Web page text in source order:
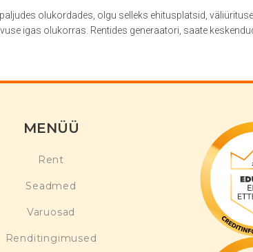
olukordades, olgu selleks ehitusplatsid,
igas olukorras. Rentides generaatori, saate
MENÜÜ
Rent
Seadmed
Varuosad
Renditingimused